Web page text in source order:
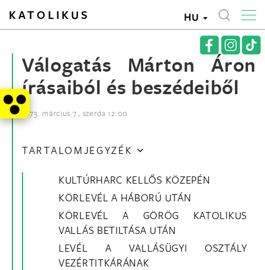
KATOLIKUS HU
Válogatás Márton Áron
írásaiból és beszédeiből
1973. március 7., szerda 12:00
TARTALOMJEGYZÉK
KULTÚRHARC KELLŐS KÖZEPÉN
KÖRLEVÉL A HÁBORÚ UTÁN
KÖRLEVÉL A GÖRÖG KATOLIKUS
VALLÁS BETILTÁSA UTÁN
LEVÉL A VALLÁSÜGYI OSZTÁLY
VEZÉRTITKÁRÁNAK